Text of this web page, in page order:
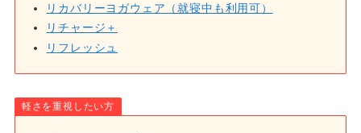
リカバリーヨガウェア（就寝中も利用可）
リチャージ＋
リフレッシュ
軽さを重視したい方